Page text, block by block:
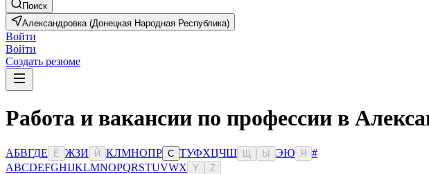
Поиск
Александровка (Донецкая Народная Республика)
Войти
Войти
Создать резюме
Работа и вакансии по профессии в
АБВГДЕ Ё ЖЗИ Й КЛМНОПР С ТУФХЦЧШ Ы ЭЮ Я
#
ABCDEFGHIJKLMNOPQRSTUVWX Y Z